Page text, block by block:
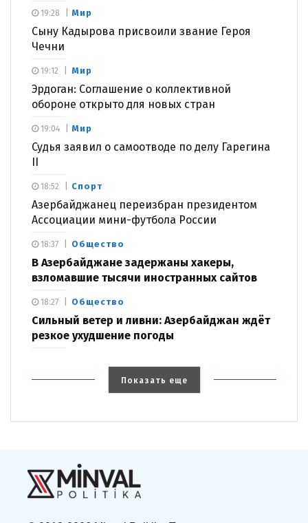
Мир
Сыну Кадырова присвоили звание Героя
Чечни
19:28
Мир
Эрдоган: Соглашение о коллективной
обороне открыто для новых стран
19:12
Мир
Судья заявил о самоотводе по делу Гарегина
II
19:04
Спорт
Азербайджанец переизбран президентом
Ассоциации мини-футбола России
18:52
Общество
В Азербайджане задержаны хакеры,
взломавшие тысячи иностранных сайтов
18:37
Общество
Сильный ветер и ливни: Азербайджан ждёт
резкое ухудшение погоды
18:27
Показать еще